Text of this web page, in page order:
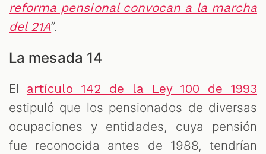
reforma pensional convocan a la marcha
del 21A”.
La mesada 14
El artículo 142 de la Ley 100 de 1993
estipuló que los pensionados de diversas
ocupaciones y entidades, cuya pensión
fue reconocida antes de 1988, tendrían